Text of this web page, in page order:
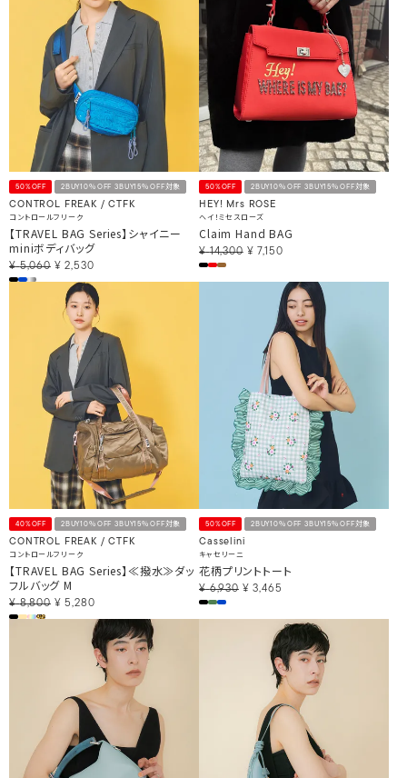
50%OFF 2BUY10％OFF 3BUY15％OFF対象
CONTROL FREAK / CTFK
コントロールフリーク
【TRAVEL BAG Series】シャイニー
miniボディバッグ
¥ 5,060 ¥ 2,530
50%OFF 2BUY10％OFF 3BUY15％OFF対象
HEY! Mrs ROSE
ヘイ！ミセスローズ
Claim Hand BAG
¥ 14,300 ¥ 7,150
40%OFF 2BUY10％OFF 3BUY15％OFF対象
CONTROL FREAK / CTFK
コントロールフリーク
【TRAVEL BAG Series】≪撥水≫ダッ
フルバッグ M
¥ 8,800 ¥ 5,280
50%OFF 2BUY10％OFF 3BUY15％OFF対象
Casselini
キャセリーニ
花柄プリントトート
¥ 6,930 ¥ 3,465